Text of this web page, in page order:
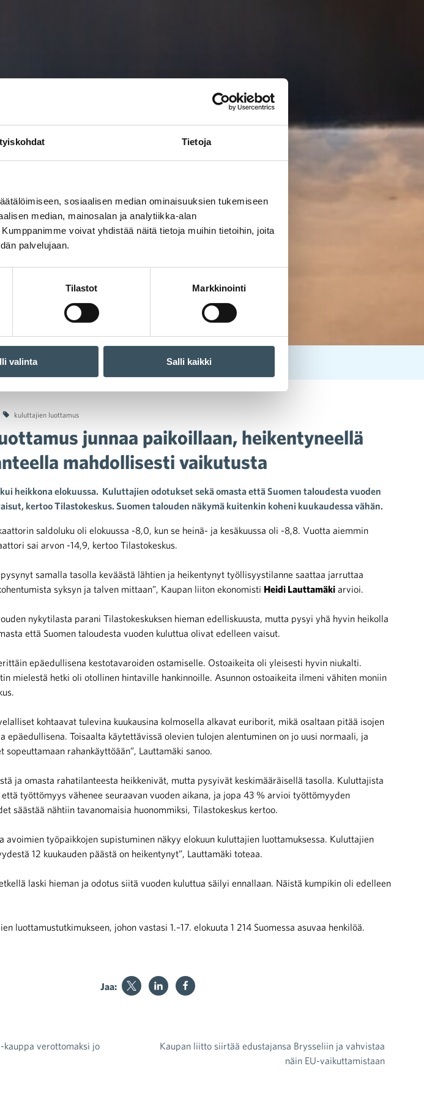
Tietoja
sosiaalisen median ominaisuuksien tukemiseen
median, mainosalan ja analytiikka-alan
voivat yhdistää näitä tietoja muihin tietoihin, joita
palvelujaan.
Tilastot Markkinointi
valinta Salli kaikki
heikentyneellä työllisyystilanteella mahdollisesti vaikutusta
kuluttajien luottamus
junnaa paikoillaan, heikentyneellä
mahdollisesti vaikutusta
heikkona elokuussa. Kuluttajien odotukset sekä omasta että Suomen taloudesta vuoden
kertoo Tilastokeskus. Suomen talouden näkymä kuitenkin koheni kuukaudessa vähän.
saldoluku oli elokuussa -8,0, kun se heinä- ja kesäkuussa oli -8,8. Vuotta aiemmin
sai arvon -14,9, kertoo Tilastokeskus.
samalla tasolla keväästä lähtien ja heikentynyt työllisyystilanne saattaa jarruttaa
syksyn ja talven mittaan”, Kaupan liiton ekonomisti Heidi Lauttamäki arvioi.
nykytilasta parani Tilastokeskuksen hieman edelliskuusta, mutta pysyi yhä hyvin heikolla
että Suomen taloudesta vuoden kuluttua olivat edelleen vaisut.
epäedullisena kestotavaroiden ostamiselle. Ostoaikeita oli yleisesti hyvin niukalti
mielestä hetki oli otollinen hintaville hankinnoille. Asunnon ostoaikeita ilmeni vähiten moniin
kohtaavat tulevina kuukausina kolmosella alkavat euriborit, mikä osaltaan pitää isojen
epäedullisena. Toisaalta käytettävissä olevien tulojen alentuminen on jo uusi normaali, ja
rahankäyttöään”, Lauttamäki sanoo.
ja omasta rahatilanteesta heikkenivät, mutta pysyivät keskimääräisellä tasolla. Kuluttajista
työttömyys vähenee seuraavan vuoden aikana, ja jopa 43 % arvioi työttömyyden
säästää nähtiin tavanomaisia huonommiksi, Tilastokeskus kertoo.
avoimien työpaikkojen supistuminen näkyy elokuun kuluttajien luottamuksessa. Kuluttajien
12 kuukauden päästä on heikentynyt”, Lauttamäki toteaa.
laski hieman ja odotus siitä vuoden kuluttua säilyi ennallaan. Näistä kumpikin oli edelleen
luottamustutkimukseen, johon vastasi 1.–17. elokuuta 1 214 Suomessa asuvaa henkilöä.
Jaa:
kauppa verottomaksi jo
Kaupan liitto siirtää edustajansa Brysseliin ja vahvistaa
näin EU-vaikuttamistaan